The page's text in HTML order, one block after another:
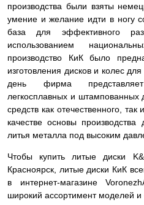
производства были взяты
умение и желание идти в ногу
база для эффективного
использованием
производство КиК было
изготовления дисков и колес
день фирма
легкосплавных и штампованных
средств как отечественного,
качестве основы производства
литья металла под высоким
Чтобы купить литые диски
Красноярск, литые диски КиК
в интернет-магазине
широкий ассортимент моделей